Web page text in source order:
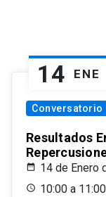
14 ENE
Conversatorio
Resultados
14 de Enero
10:00 a 11:00